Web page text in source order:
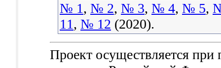
№ 1, № 2, № 3, № 4, № 5,
11, № 12 (2020).
Проект осуществляется